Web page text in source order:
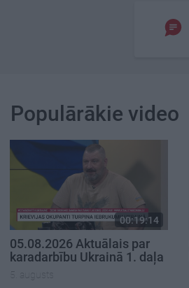
Populārākie video
00:19:14
05.08.2026 Aktuālais par
karadarbību Ukrainā 1. daļa
5. augusts